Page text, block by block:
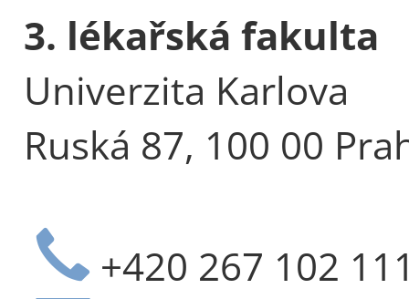
3. lékařská fakulta
Univerzita Karlova
Ruská 87, 100 00
+420 267 102